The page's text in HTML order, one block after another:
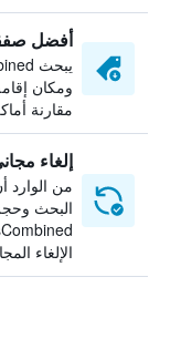
أفضل
ومكان
مقارنة
إلغاء
من الوارد
البحث
الإلغاء